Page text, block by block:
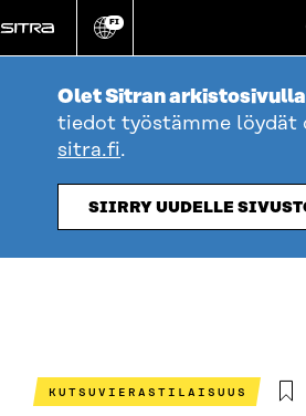
suoraan
sisältöön
Vaihda
kieli
FI
Olet Sitran
tiedot työstämme löydät
sitra.fi.
SIIRRY UUDELLE
KUTSUVIERASTILAISUUS